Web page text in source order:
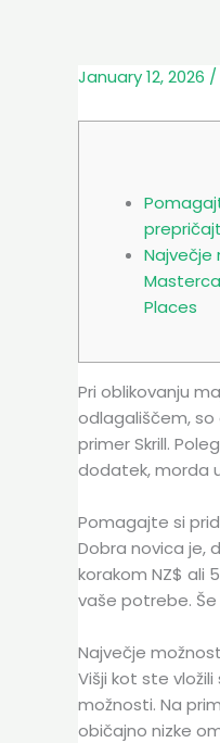
January 12, 2026 /
Največje
Places
Pri oblikovanju
odlagališčem, so
primer Skrill.
dodatek, morda
Pomagajte si
Dobra novica je,
korakom NZ$ ali
vaše potrebe.
Največje
Višji kot ste
možnosti. Na
običajno nizke